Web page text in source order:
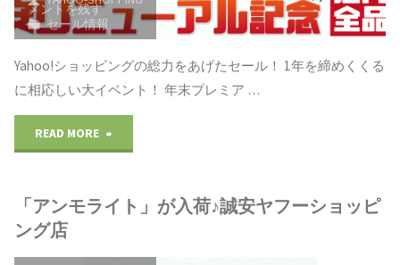
10％OFF"
ツ
開
定！
セール情報
メントを残す
Yahoo!ショッピングの総力をあげたセール！ 1年を締めくくる
に相応しい大イベント！ 年末プレミア …
READ MORE
プ
「アンモライト」が入荷♪誠安ヤフーショッピ
ング店